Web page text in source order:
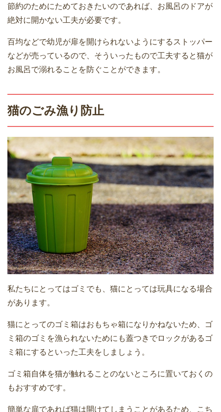
節約のためにためておきたいのであれば、お風呂のドアが
絶対に開かない工夫が必要です。
百均などで幼児が扉を開けられないようにするストッパー
などが売っているので、そういったもので工夫すると猫が
お風呂で溺れることを防ぐことができます。
猫のごみ漁り防止
私たちにとってはゴミでも、猫にとっては玩具になる場合
があります。
猫にとってのゴミ箱はおもちゃ箱になりかねないため、ゴ
ミ箱のゴミを漁られないためにも蓋つきでロックがあるゴ
ミ箱にするといった工夫をしましょう。
ゴミ箱自体を猫が触れることのないところに置いておくの
もおすすめです。
簡単な扉であれば猫は開けてしまうことがあるため、こち